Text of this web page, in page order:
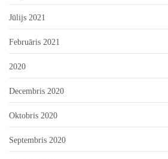
Jūlijs 2021
Februāris 2021
2020
Decembris 2020
Oktobris 2020
Septembris 2020